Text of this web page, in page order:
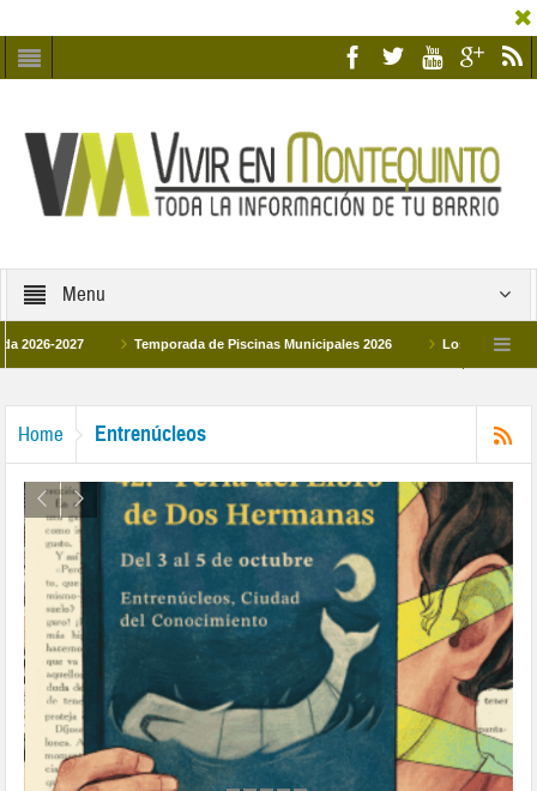
Menu
2027 Temporada de Piscinas Municipales 2026 Los Campus de
Home Entrenúcleos